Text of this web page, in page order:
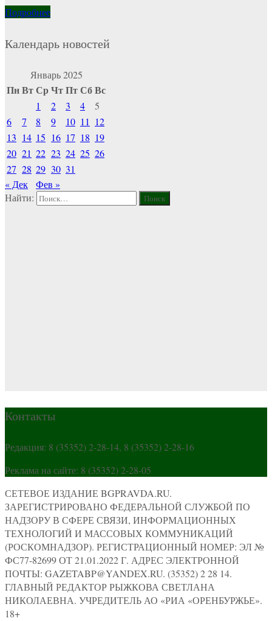
Подробнее
Календарь новостей
Январь 2025
ПнВтСрЧтПтСбВс
1 2 3 4
5
6
7 8 9 10 11 12
13 14 15 16 17 18 19
20 21 22 23 24 25 26
27 28 29 30 31
« Дек
Фев »
Найти:
Контакты
Редакция: 8 (35352) 2-28-14, 8 (35352) 2-28-16
Реклама на сайте: 8 (35352) 2-28-05
СЕТЕВОЕ ИЗДАНИЕ BGPRAVDA.RU.
ЗАРЕГИСТРИРОВАНО ФЕДЕРАЛЬНОЙ СЛУЖБОЙ ПО
НАДЗОРУ В СФЕРЕ СВЯЗИ, ИНФОРМАЦИОННЫХ
ТЕХНОЛОГИЙ И МАССОВЫХ КОММУНИКАЦИЙ
(РОСКОМНАДЗОР). РЕГИСТРАЦИОННЫЙ НОМЕР: ЭЛ №
ФС77-82699 ОТ 21.01.2022 Г. АДРЕС ЭЛЕКТРОННОЙ
ПОЧТЫ: GAZETABP@YANDEX.RU. (35352) 2 28 14.
ГЛАВНЫЙ РЕДАКТОР РЫЖКОВА СВЕТЛАНА
НИКОЛАЕВНА. УЧРЕДИТЕЛЬ АО «РИА «ОРЕНБУРЖЬЕ».
18+